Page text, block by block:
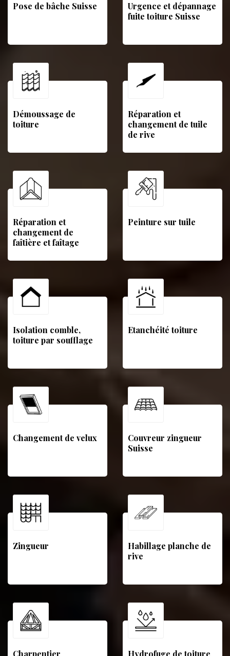
Pose de bâche Suisse
Urgence et dépannage
fuite toiture Suisse
Démoussage de
toiture
Réparation et
changement de tuile
de rive
Réparation et
changement de
faîtière et faîtage
Peinture sur tuile
Isolation comble,
toiture par soufflage
Etanchéité toiture
Changement de velux
Couvreur zingueur
Suisse
Zingueur
Habillage planche de
rive
Charpentier Hydrofuge de toiture